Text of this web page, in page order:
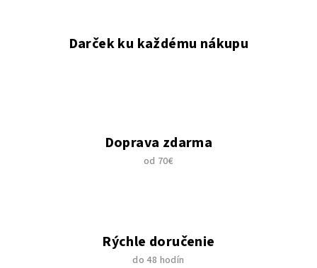
Darček ku každému nákupu
Doprava zdarma
od 70€
Rýchle doručenie
do 48 hodín